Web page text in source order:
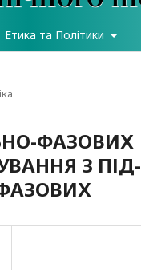
Етика та Політики
ФАЗОВИХ
З ПІД-